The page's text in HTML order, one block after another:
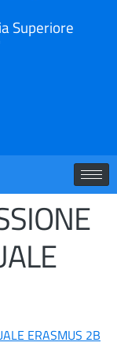
Superiore
ERASMUS 2B